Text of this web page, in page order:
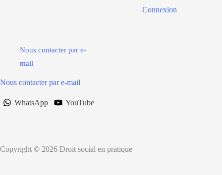
Connexion
Nous contacter par e-
mail
Nous contacter par e-mail
WhatsApp YouTube
Copyright © 2026 Droit social en pratique